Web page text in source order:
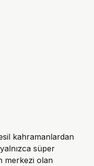
kahramanlardan
süper
merkezi olan